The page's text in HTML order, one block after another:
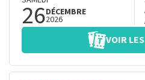
26DÉCEMBRE
2026
VOIR